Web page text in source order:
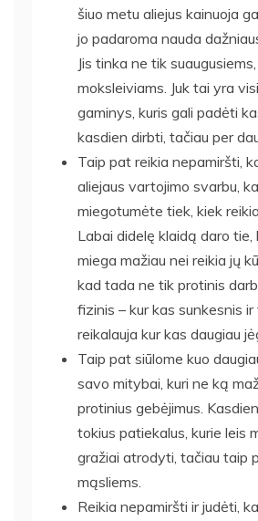
šiuo metu aliejus kainuoja
jo padaroma nauda
Jis tinka ne tik
moksleiviams. Juk tai yra
gaminys, kuris gali padėti
kasdien dirbti, tačiau per
Taip pat reikia nepamiršti,
aliejaus vartojimo svarbu,
miegotumėte tiek, kiek
Labai didelę klaidą daro tie,
miega mažiau nei reikia jų
kad tada ne tik protinis
fizinis – kur kas sunkesnis ir
reikalauja kur kas daugiau
Taip pat siūlome kuo
savo mitybai, kuri ne ką
protinius gebėjimus.
tokius patiekalus, kurie leis
gražiai atrodyti, tačiau taip
mąsliems.
Reikia nepamiršti ir judėti,